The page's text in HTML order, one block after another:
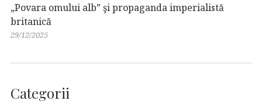
„Povara omului alb” şi propaganda imperialistă
britanică
29/12/2025
Categorii